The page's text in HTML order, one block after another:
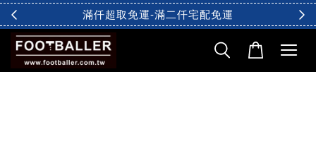
滿仟超取免運-滿二仟宅配免運